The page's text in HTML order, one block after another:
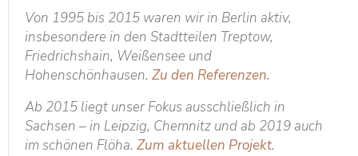
Von 1995 bis 2015 waren wir in Berlin aktiv,
insbesondere in den Stadtteilen Treptow,
Friedrichshain, Weißensee und
Hohenschönhausen. Zu den Referenzen.
Ab 2015 liegt unser Fokus ausschließlich in
Sachsen – in Leipzig, Chemnitz und ab 2019 auch
im schönen Flöha. Zum aktuellen Projekt.